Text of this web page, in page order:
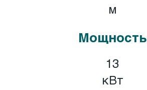
м
Мощность
13
кВт